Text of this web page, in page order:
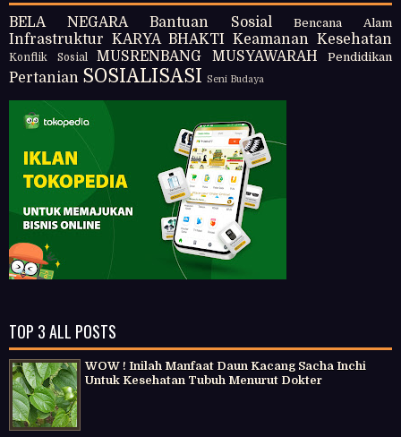
BELA NEGARA Bantuan Sosial Bencana Alam
Infrastruktur KARYA BHAKTI Keamanan Kesehatan
Konflik Sosial MUSRENBANG MUSYAWARAH Pendidikan
Pertanian SOSIALISASI Seni Budaya
TOP 3 ALL POSTS
WOW ! Inilah Manfaat Daun Kacang Sacha Inchi
Untuk Kesehatan Tubuh Menurut Dokter